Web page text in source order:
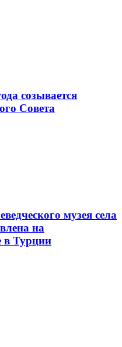
созывается
Совета
музея села
на
в Турции